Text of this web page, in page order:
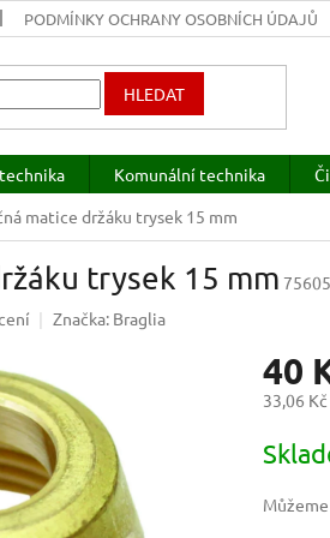
PODMÍNKY OCHRANY OSOBNÍCH ÚDAJŮ
HLEDAT
Komunální technika
matice držáku trysek 15 mm
trysek 15 mm
Značka: Braglia
40
33,06
cena: